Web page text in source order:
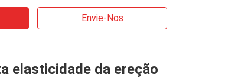
Envie-Nos
elasticidade da ereção